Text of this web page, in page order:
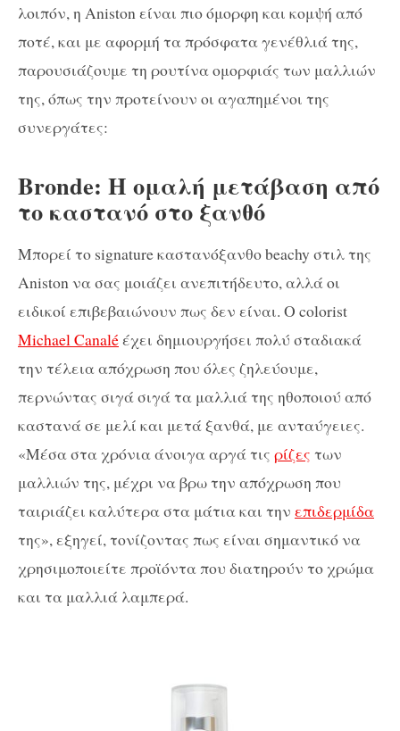
λοιπόν, η Aniston είναι πιο όμορφη και κομψή από
ποτέ, και με αφορμή τα πρόσφατα γενέθλιά της,
παρουσιάζουμε τη ρουτίνα ομορφιάς των μαλλιών
της, όπως την προτείνουν οι αγαπημένοι της
συνεργάτες:
Bronde: Η ομαλή μετάβαση από
το καστανό στο ξανθό
Μπορεί το signature καστανόξανθο beachy στιλ της
Aniston να σας μοιάζει ανεπιτήδευτο, αλλά οι
ειδικοί επιβεβαιώνουν πως δεν είναι. Ο colorist
Michael Canaléέχει δημιουργήσει πολύ σταδιακά
την τέλεια απόχρωση που όλες ζηλεύουμε,
περνώντας σιγά σιγά τα μαλλιά της ηθοποιού από
καστανά σε μελί και μετά ξανθά, με ανταύγειες.
«Μέσα στα χρόνια άνοιγα αργά τις ρίζες των
μαλλιών της, μέχρι να βρω την απόχρωση που
ταιριάζει καλύτερα στα μάτια και την επιδερμίδα
της», εξηγεί, τονίζοντας πως είναι σημαντικό να
χρησιμοποιείτε προϊόντα που διατηρούν το χρώμα
και τα μαλλιά λαμπερά.